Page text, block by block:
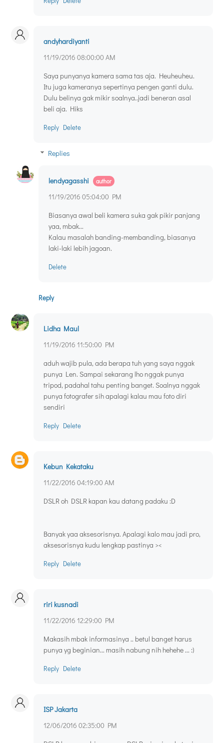
andyhardiyanti
11/19/2016 08:00:00 AM
Saya punyanya kamera sama tas aja. Heuheuheu.
Itu juga kameranya sepertinya pengen ganti dulu.
Dulu belinya gak mikir soalnya..jadi beneran asal
beli aja. Hiks
Reply Delete
Replies
lendyagasshi
11/19/2016 05:04:00 PM
Biasanya awal beli kamera suka gak pikir panjang
yaa, mbak...
Kalau masalah banding-membanding, biasanya
laki-laki lebih jagoan.
Delete
Reply
Lidha Maul
11/19/2016 11:50:00 PM
aduh wajib pula, ada berapa tuh yang saya nggak
punya Len. Sampai sekarang lho nggak punya
tripod, padahal tahu penting banget. Soalnya nggak
punya fotografer sih apalagi kalau mau foto diri
sendiri
Reply Delete
Kebun Kekataku
11/22/2016 04:19:00 AM
DSLR oh DSLR kapan kau datang padaku :D
Banyak yaa aksesorisnya. Apalagi kalo mau jadi pro,
aksesorisnya kudu lengkap pastinya ><
Reply Delete
riri kusnadi
11/22/2016 12:29:00 PM
Makasih mbak informasinya .. betul banget harus
punya yg beginian... masih nabung nih hehehe ... :)
Reply Delete
ISP Jakarta
12/06/2016 02:35:00 PM